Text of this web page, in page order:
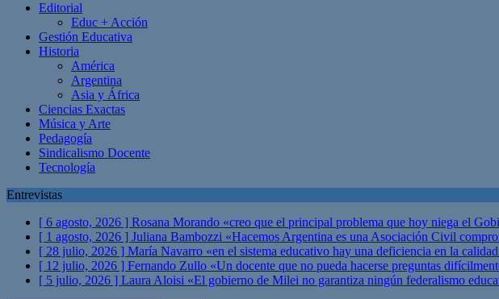
Editorial
Educ + Acción
Gestión Educativa
Historia
América
Argentina
Asia y África
Ciencias Exactas
Música y Arte
Pedagogía
Sindicalismo Docente
Tecnología
Entrevistas
[ 6 agosto, 2026 ] Rosana Morando «creo que el principal problema que hoy niega el
[ 1 agosto, 2026 ] Juliana Bambozzi «Hacemos Argentina es una Asociación Civil
[ 28 julio, 2026 ] María Navarro «en el sistema educativo hay una deficiencia en la
[ 12 julio, 2026 ] Fernando Zullo «Un docente que no pueda hacerse preguntas
[ 5 julio, 2026 ] Laura Aloisi «El gobierno de Milei no garantiza ningún federalismo